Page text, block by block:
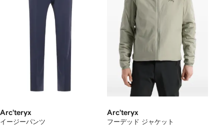
Arc'teryx
イージーパンツ
Arc'teryx
フーデッド ジャケット